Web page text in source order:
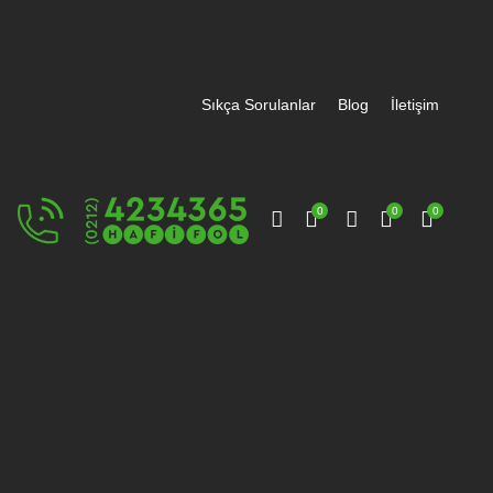
Sıkça Sorulanlar Blog İletişim
0 0 0